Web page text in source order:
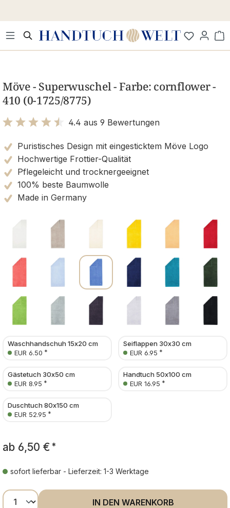
Möve - Superwuschel - Farbe: cornflower -
410 (0-1725/8775)
4.4 aus 9 Bewertungen
Puristisches Design mit eingesticktem Möve Logo
Hochwertige Frottier-Qualität
Pflegeleicht und trocknergeeignet
100% beste Baumwolle
Made in Germany
Waschhandschuh 15x20 cm
EUR 6.50 *
Seiflappen 30x30 cm
EUR 6.95 *
Gästetuch 30x50 cm
EUR 8.95 *
Handtuch 50x100 cm
EUR 16.95 *
Duschtuch 80x150 cm
EUR 52.95 *
ab 6,50 € *
sofort lieferbar - Lieferzeit: 1-3 Werktage
Produkt Anzahl: Gib den gewünschten
IN DEN WARENKORB